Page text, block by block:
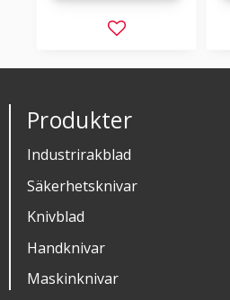
Lägg till i favoriter
Produkter
Industrirakblad
Säkerhetsknivar
Knivblad
Handknivar
Maskinknivar